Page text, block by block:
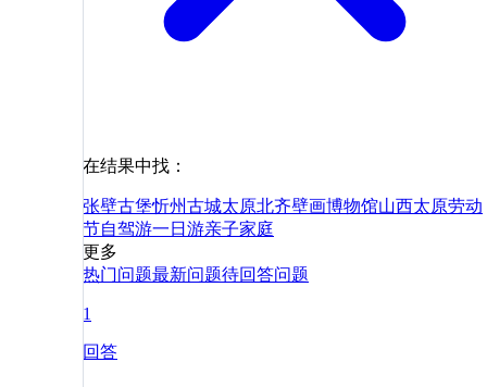
在结果中找：
张壁古堡忻州古城太原北齐壁画博物馆山西太原劳动
节自驾游一日游亲子家庭
更多
热门问题最新问题待回答问题
1
回答